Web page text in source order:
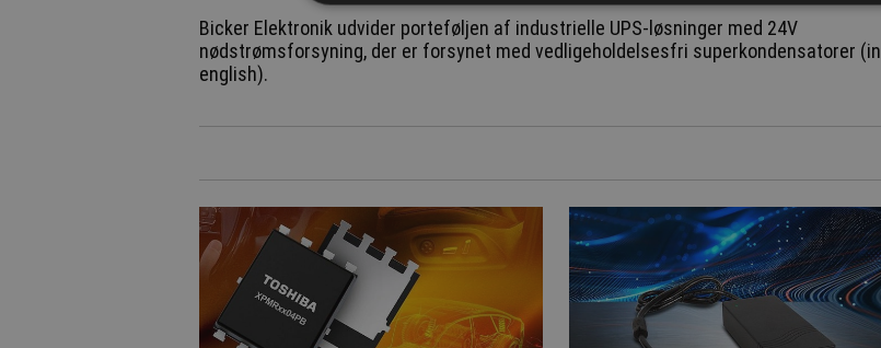
Bicker Elektronik udvider porteføljen af industrielle UPS-løsninger med 24V
nødstrømsforsyning, der er forsynet med vedligeholdelsesfri superkondensatorer (in
english).